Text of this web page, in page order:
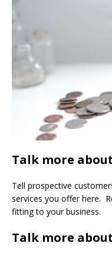
Talk more
Tell prospective
services you offer here.
fitting to your business.
Talk more